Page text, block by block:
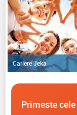
Cariere Jeka
Primeste